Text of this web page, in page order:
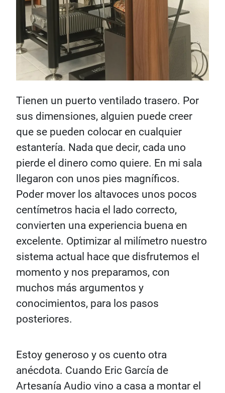
Tienen un puerto ventilado trasero. Por
sus dimensiones, alguien puede creer
que se pueden colocar en cualquier
estantería. Nada que decir, cada uno
pierde el dinero como quiere. En mi sala
llegaron con unos pies magníficos.
Poder mover los altavoces unos pocos
centímetros hacia el lado correcto,
convierten una experiencia buena en
excelente. Optimizar al milímetro nuestro
sistema actual hace que disfrutemos el
momento y nos preparamos, con
muchos más argumentos y
conocimientos, para los pasos
posteriores.
Estoy generoso y os cuento otra
anécdota. Cuando Eric García de
Artesanía Audio vino a casa a montar el